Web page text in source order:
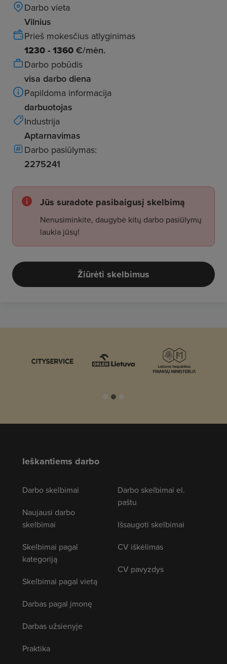
Darbo vieta
Vilnius
Prieš mokesčius atlyginimas
1230 - 1360 €/mėn.
Darbo pobūdis
visa darbo diena
Papildoma informacija
darbuotojas
Industrija
Aptarnavimas
Darbo pasiūlymas:
2275241
Jūs suradote pasibaigusį skelbimą
Nenusiminkite, daugybė kitų darbo pasiūlymų
laukia jūsų!
Žiūrėti skelbimus
Ieškantiems darbo
Darbo skelbimai
Naujausi darbo
skelbimai
Skelbimai pagal
kategoriją
Skelbimai pagal vietą
Darbas pagal įmonę
Darbas užsienyje
Praktika
Darbo skelbimai el.
paštu
Išsaugoti skelbimai
CV iškėlimas
CV pavyzdys